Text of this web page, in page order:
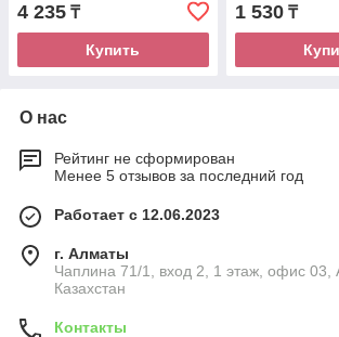
4 235 ₸
Купить
1 530₸
О нас
Рейтинг не сформирован
Менее 5 отзывов за последний год
Работает с 12.06.2023
г. Алматы
Чаплина 71/1, вход 2, 1 этаж, офис 03,
Казахстан
Контакты